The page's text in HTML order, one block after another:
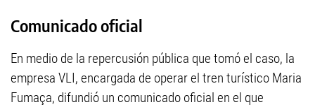
Comunicado oficial
En medio de la repercusión pública que tomó el caso, la
empresa VLI, encargada de operar el tren turístico Maria
Fumaça, difundió un comunicado oficial en el que